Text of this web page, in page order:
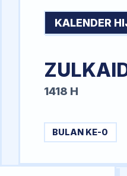
KALENDER
1418 H
BULAN KE-0